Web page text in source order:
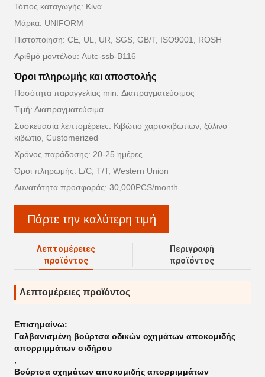
Τόπος καταγωγής: Κίνα
Μάρκα: UNIFORM
Πιστοποίηση: CE, UL, UR, SGS, GB/T, ISO9001, ROSH
Αριθμό μοντέλου: Autc-ssb-B116
Όροι πληρωμής και αποστολής
Ποσότητα παραγγελίας min: Διαπραγματεύσιμος
Τιμή: Διαπραγματεύσιμα
Συσκευασία λεπτομέρειες: Κιβώτιο χαρτοκιβωτίων, ξύλινο
κιβώτιο, Customerized
Χρόνος παράδοσης: 20-25 ημέρες
Όροι πληρωμής: L/C, T/T, Western Union
Δυνατότητα προσφοράς: 30,000PCS/month
Πάρτε την καλύτερη τιμή
Λεπτομέρειες
προϊόντος
Περιγραφή
προϊόντος
Λεπτομέρειες προϊόντος
Επισημαίνω:
Γαλβανισμένη βούρτσα οδικών οχημάτων αποκομιδής
απορριμμάτων σιδήρου
,
Βούρτσα οχημάτων αποκομιδής απορριμμάτων